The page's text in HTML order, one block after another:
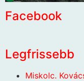
Facebook
Legfrissebb
Miskolc.